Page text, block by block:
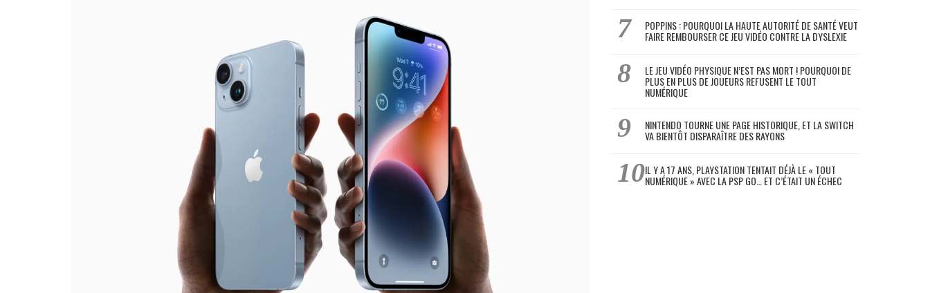
POPPINS : POURQUOI LA HAUTE AUTORITÉ DE SANTÉ VEUT
FAIRE REMBOURSER CE JEU VIDÉO CONTRE LA DYSLEXIE
LE JEU VIDÉO PHYSIQUE N’EST PAS MORT ! POURQUOI DE
PLUS EN PLUS DE JOUEURS REFUSENT LE TOUT
NUMÉRIQUE
NINTENDO TOURNE UNE PAGE HISTORIQUE, ET LA SWITCH
VA BIENTÔT DISPARAÎTRE DES RAYONS
IL Y A 17 ANS, PLAYSTATION TENTAIT DÉJÀ LE « TOUT
NUMÉRIQUE » AVEC LA PSP GO… ET C’ÉTAIT UN ÉCHEC